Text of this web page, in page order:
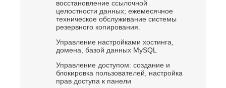
восстановление ссылочной
целостности данных; ежемесячное
техническое обслуживание системы
резервного копирования.
Управление настройками хостинга,
домена, базой данных MySQL
Управление доступом: создание и
блокировка пользователей, настройка
прав доступа к панели